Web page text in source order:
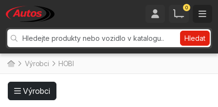
0
Hledat
Výrobci HOBI
Výrobci